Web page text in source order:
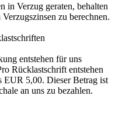
in Verzug geraten, behalten
zu berechnen.
entstehen für uns
Rücklastschrift entstehen
5,00. Dieser Betrag ist
an uns zu bezahlen.